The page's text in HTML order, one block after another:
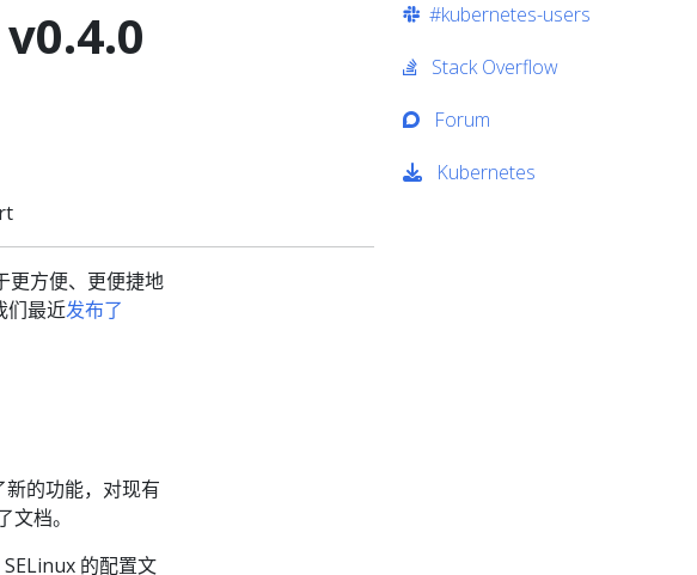
更方便、更便捷地
们最近发布了
的功能，对现有
档。
的配置文
#kubernetes-users
Stack Overflow
Forum
Kubernetes